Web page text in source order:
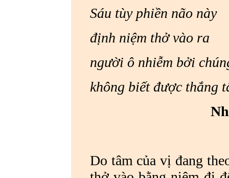
Sáu tùy phiền
định niệm thở vào ra
người ô nhiễm bởi
không biết được thắng
Do tâm của vị đang